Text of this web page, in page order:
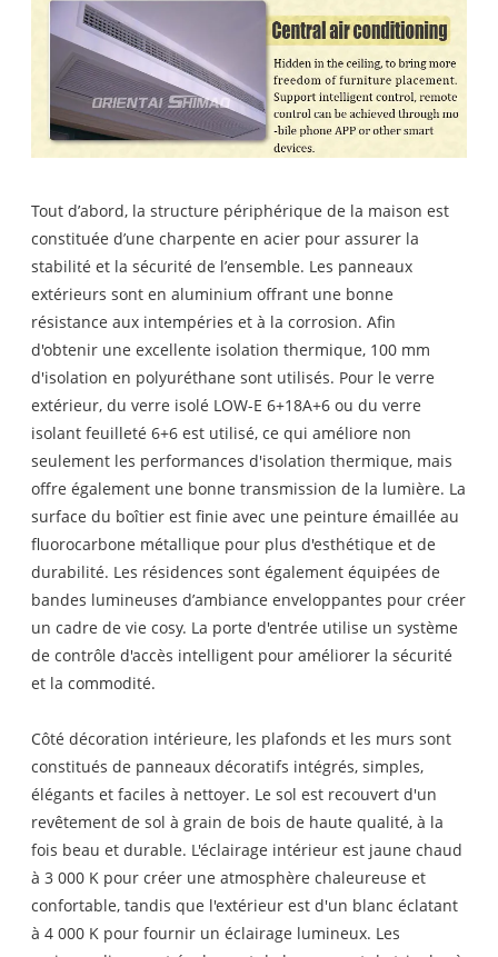
Tout d’abord, la structure périphérique de la maison est
constituée d’une charpente en acier pour assurer la
stabilité et la sécurité de l’ensemble. Les panneaux
extérieurs sont en aluminium offrant une bonne
résistance aux intempéries et à la corrosion. Afin
d'obtenir une excellente isolation thermique, 100 mm
d'isolation en polyuréthane sont utilisés. Pour le verre
extérieur, du verre isolé LOW-E 6+18A+6 ou du verre
isolant feuilleté 6+6 est utilisé, ce qui améliore non
seulement les performances d'isolation thermique, mais
offre également une bonne transmission de la lumière. La
surface du boîtier est finie avec une peinture émaillée au
fluorocarbone métallique pour plus d'esthétique et de
durabilité. Les résidences sont également équipées de
bandes lumineuses d’ambiance enveloppantes pour créer
un cadre de vie cosy. La porte d'entrée utilise un système
de contrôle d'accès intelligent pour améliorer la sécurité
et la commodité.
Côté décoration intérieure, les plafonds et les murs sont
constitués de panneaux décoratifs intégrés, simples,
élégants et faciles à nettoyer. Le sol est recouvert d'un
revêtement de sol à grain de bois de haute qualité, à la
fois beau et durable. L'éclairage intérieur est jaune chaud
à 3 000 K pour créer une atmosphère chaleureuse et
confortable, tandis que l'extérieur est d'un blanc éclatant
à 4 000 K pour fournir un éclairage lumineux. Les